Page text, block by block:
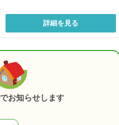
詳細を見る
お知らせします